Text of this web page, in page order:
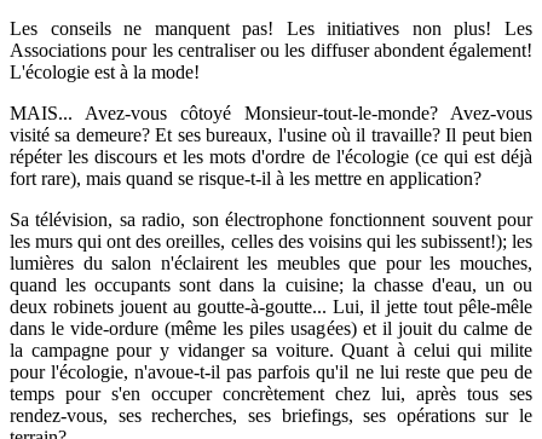
Les conseils ne manquent pas! Les initiatives non plus! Les
Associations pour les centraliser ou les diffuser abondent également!
L'écologie est à la mode!
MAIS... Avez-vous côtoyé Monsieur-tout-le-monde? Avez-vous
visité sa demeure? Et ses bureaux, l'usine où il travaille? Il peut bien
répéter les discours et les mots d'ordre de l'écologie (ce qui est déjà
fort rare), mais quand se risque-t-il à les mettre en application?
Sa télévision, sa radio, son électrophone fonctionnent souvent pour
les murs qui ont des oreilles, celles des voisins qui les subissent!); les
lumières du salon n'éclairent les meubles que pour les mouches,
quand les occupants sont dans la cuisine; la chasse d'eau, un ou
deux robinets jouent au goutte-à-goutte... Lui, il jette tout pêle-mêle
dans le vide-ordure (même les piles usagées) et il jouit du calme de
la campagne pour y vidanger sa voiture. Quant à celui qui milite
pour l'écologie, n'avoue-t-il pas parfois qu'il ne lui reste que peu de
temps pour s'en occuper concrètement chez lui, après tous ses
rendez-vous, ses recherches, ses briefings, ses opérations sur le